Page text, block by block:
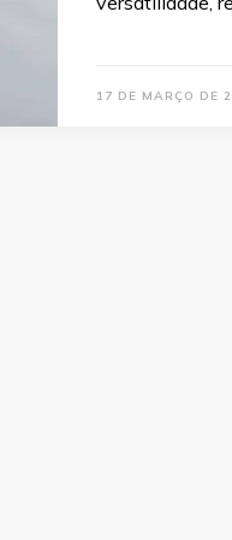
17 DE MARÇO DE